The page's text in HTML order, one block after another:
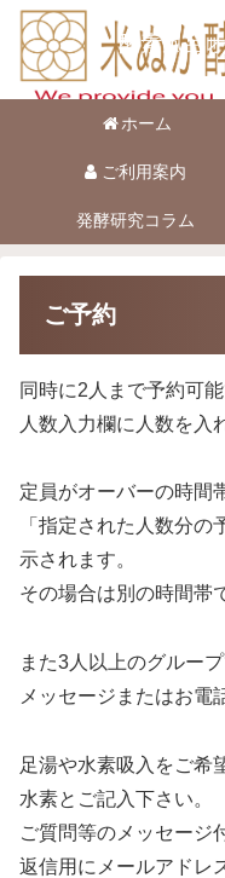
酵素風呂
ホーム
ご利用案内
発酵研究コラム
ご予約
同時に2人まで予約可能
人数入力欄に人数を入
定員がオーバーの時間
「指定された人数分
示されます。
その場合は別の時間帯
また3人以上のグルー
メッセージまたはお電
足湯や水素吸入をご希
水素とご記入下さい。
ご質問等のメッセージ
返信用にメールアドレ